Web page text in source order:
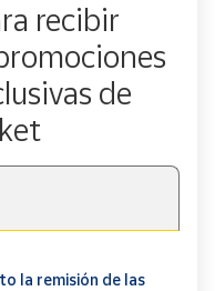
recibir
de
la remisión de las